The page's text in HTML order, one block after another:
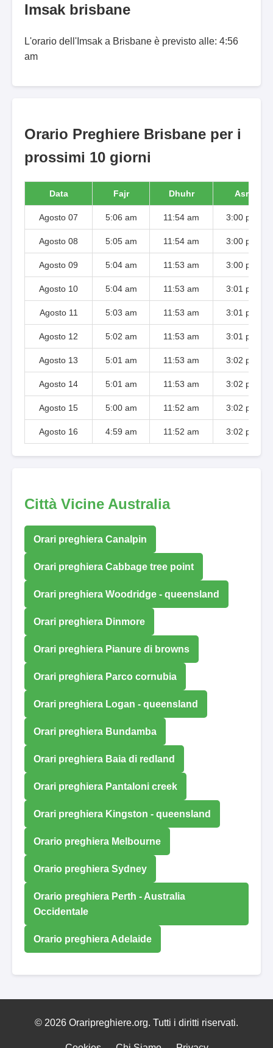
Imsak brisbane
L'orario dell'Imsak a Brisbane è previsto alle: 4:56
am
Orario Preghiere Brisbane per i
prossimi 10 giorni
Data Fajr Dhuhr Asr
Agosto 07 5:06 am 11:54 am 3:00 pm
Agosto 08 5:05 am 11:54 am 3:00 pm
Agosto 09 5:04 am 11:53 am 3:00 pm
Agosto 10 5:04 am 11:53 am 3:01 pm
Agosto 11 5:03 am 11:53 am 3:01 pm
Agosto 12 5:02 am 11:53 am 3:01 pm
Agosto 13 5:01 am 11:53 am 3:02 pm
Agosto 14 5:01 am 11:53 am 3:02 pm
Agosto 15 5:00 am 11:52 am 3:02 pm
Agosto 16 4:59 am 11:52 am 3:02 pm
Città Vicine Australia
Orari preghiera Canalpin
Orari preghiera Cabbage tree point
Orari preghiera Woodridge - queensland
Orari preghiera Dinmore
Orari preghiera Pianure di browns
Orari preghiera Parco cornubia
Orari preghiera Logan - queensland
Orari preghiera Bundamba
Orari preghiera Baia di redland
Orari preghiera Pantaloni creek
Orari preghiera Kingston - queensland
Orario preghiera Melbourne
Orario preghiera Sydney
Orario preghiera Perth - Australia
Occidentale
Orario preghiera Adelaide
© 2026 Oraripreghiere.org. Tutti i diritti riservati.